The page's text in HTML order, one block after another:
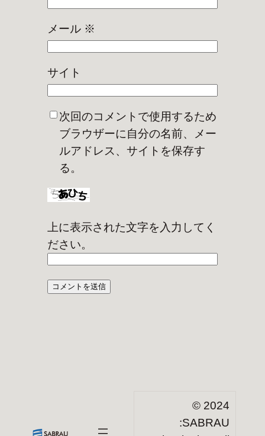
メール ※
サイト
次回のコメントで使用するため
ブラウザーに自分の名前、メー
ルアドレス、サイトを保存す
る。
上に表示された文字を入力してく
ださい。
© 2024
:SABRAU